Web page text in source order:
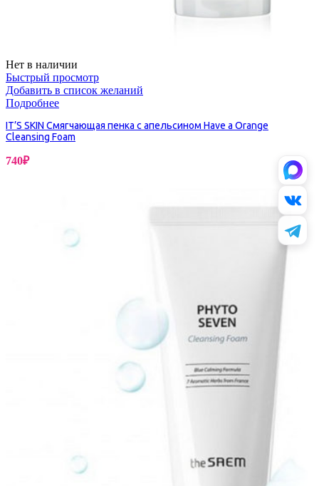
Нет в наличии
Быстрый просмотр
Добавить в список желаний
Подробнее
IT’S SKIN Смягчающая пенка с апельсином Have a Orange
Cleansing Foam
740₽